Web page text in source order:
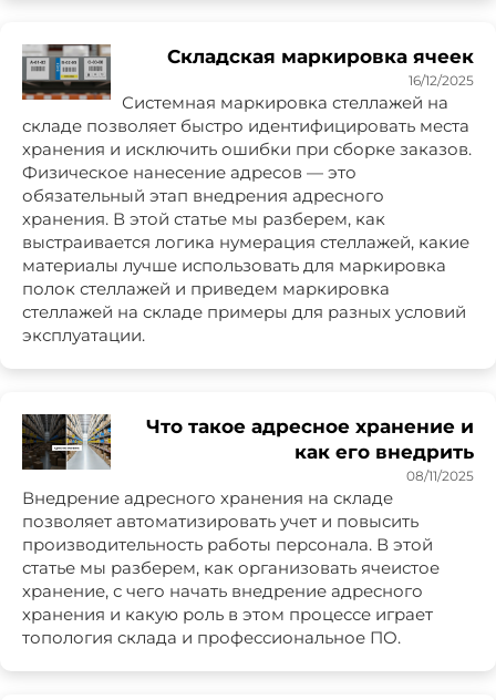
Складская маркировка ячеек
16/12/2025
Системная маркировка стеллажей на
складе позволяет быстро идентифицировать места
хранения и исключить ошибки при сборке заказов.
Физическое нанесение адресов — это
обязательный этап внедрения адресного
хранения. В этой статье мы разберем, как
выстраивается логика нумерация стеллажей, какие
материалы лучше использовать для маркировка
полок стеллажей и приведем маркировка
стеллажей на складе примеры для разных условий
эксплуатации.
Что такое адресное хранение и
как его внедрить
08/11/2025
Внедрение адресного хранения на складе
позволяет автоматизировать учет и повысить
производительность работы персонала. В этой
статье мы разберем, как организовать ячеистое
хранение, с чего начать внедрение адресного
хранения и какую роль в этом процессе играет
топология склада и профессиональное ПО.